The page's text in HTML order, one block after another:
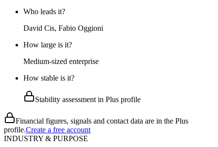
Who leads it?
David Cis, Fabio Oggioni
How large is it?
Medium-sized enterprise
How stable is it?
Stability assessment in Plus profile
Financial figures, signals and contact data are in the Plus
profile.Create a free account
INDUSTRY & PURPOSE